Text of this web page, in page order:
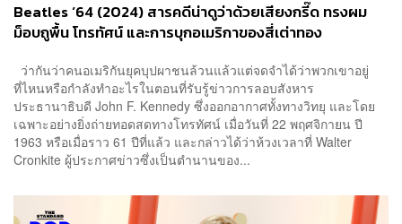
Beatles ‘64 (2024) สารคดีน่าดูว่าด้วยเสียงกรี๊ด ทรงผม
ม็อบถูพื้น โทรทัศน์ และการบุกอเมริกาของสี่เต่าทอง
ว่ากันว่าคนอเมริกันยุคบุปผาชนล้วนแล้วแต่จดจำได้ว่าพวกเขาอยู่
ที่ไหนหรือกำลังทำอะไรในตอนที่รับรู้ข่าวการลอบสังหาร
ประธานาธิบดี John F. Kennedy ซึ่งออกอากาศทั้งทางวิทยุ และโดย
เฉพาะอย่างยิ่งถ่ายทอดสดทางโทรทัศน์ เมื่อวันที่ 22 พฤศจิกายน ปี
1963 หรือเมื่อราว 61 ปีที่แล้ว และกล่าวได้ว่าห้วงเวลาที่ Walter
Cronkite ผู้ประกาศข่าวซึ่งเป็นตำนานของ...